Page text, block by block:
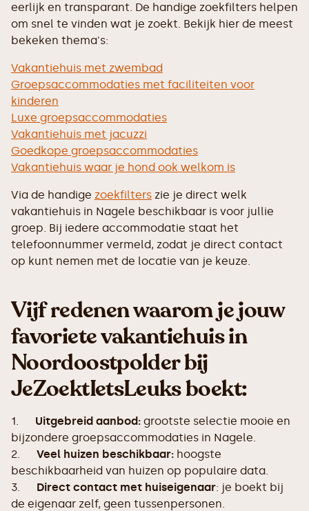
eerlijk en transparant. De handige zoekfilters helpen
om snel te vinden wat je zoekt. Bekijk hier de meest
bekeken thema's:
Vakantiehuis met zwembad
Groepsaccommodaties met faciliteiten voor
kinderen
Luxe groepsaccommodaties
Vakantiehuis met jacuzzi
Goedkope groepsaccommodaties
Vakantiehuis waar je hond ook welkom is
Via de handige zoekfilters zie je direct welk
vakantiehuis in Nagele beschikbaar is voor jullie
groep. Bij iedere accommodatie staat het
telefoonnummer vermeld, zodat je direct contact
op kunt nemen met de locatie van je keuze.
Vijf redenen waarom je jouw
favoriete vakantiehuis in
Noordoostpolder bij
JeZoektIetsLeuks boekt:
1. Uitgebreid aanbod: grootste selectie mooie en
bijzondere groepsaccommodaties in Nagele.
2. Veel huizen beschikbaar: hoogste
beschikbaarheid van huizen op populaire data.
3. Direct contact met huiseigenaar: je boekt bij
de eigenaar zelf, geen tussenpersonen.